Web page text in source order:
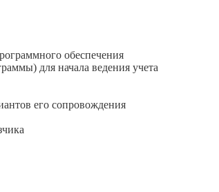
обеспечения
для начала ведения учета
его сопровождения